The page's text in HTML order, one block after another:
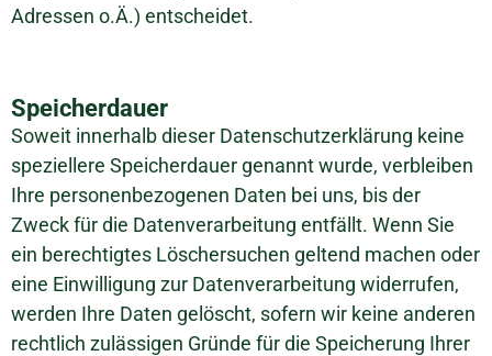
Adressen o.Ä.) entscheidet.
Speicherdauer
Soweit innerhalb dieser Datenschutzerklärung keine
speziellere Speicherdauer genannt wurde, verbleiben
Ihre personenbezogenen Daten bei uns, bis der
Zweck für die Datenverarbeitung entfällt. Wenn Sie
ein berechtigtes Löschersuchen geltend machen oder
eine Einwilligung zur Datenverarbeitung widerrufen,
werden Ihre Daten gelöscht, sofern wir keine anderen
rechtlich zulässigen Gründe für die Speicherung Ihrer